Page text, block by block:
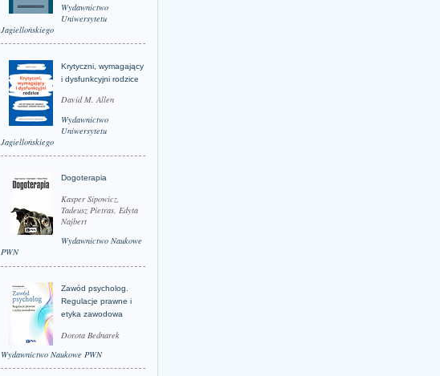
Wydawnictwo
Uniwersytetu
Jagiellońskiego
Krytyczni, wymagający
i dysfunkcyjni rodzice
David M. Allen
Wydawnictwo
Uniwersytetu
Jagiellońskiego
Dogoterapia
Kasper Sipowicz,
Tadeusz Pietras, Edyta
Najbert
Wydawnictwo Naukowe
PWN
Zawód psycholog.
Regulacje prawne i
etyka zawodowa
Dorota Bednarek
Wydawnictwo Naukowe PWN